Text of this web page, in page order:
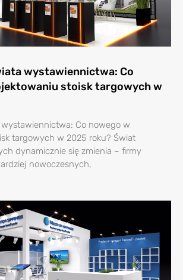
wystawiennictwa: Co
stoisk targowych w
Co nowego w
targowych w 2025 roku? Świat
dynamicznie się zmienia – firmy
nowoczesnych,